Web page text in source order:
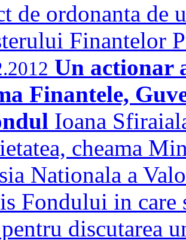
de ordonanta de
Finantelor
Un actionar
Finantele,
Ioana
cheama
Nationala a
Fondului in care
discutarea